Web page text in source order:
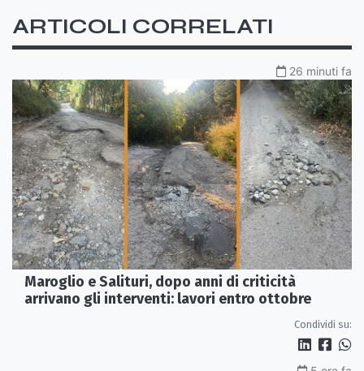
ARTICOLI CORRELATI
26 minuti fa
Maroglio e Salituri, dopo anni di criticità
arrivano gli interventi: lavori entro ottobre
Condividi su: